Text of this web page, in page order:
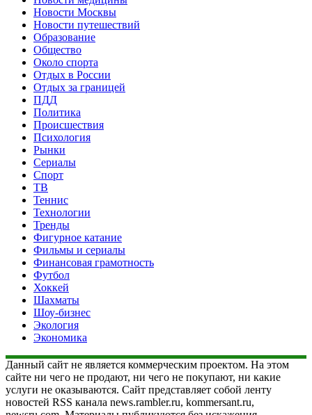
Новости Москвы
Новости путешествий
Образование
Общество
Около спорта
Отдых в России
Отдых за границей
ПДД
Политика
Происшествия
Психология
Рынки
Сериалы
Спорт
ТВ
Теннис
Технологии
Тренды
Фигурное катание
Фильмы и сериалы
Финансовая грамотность
Футбол
Хоккей
Шахматы
Шоу-бизнес
Экология
Экономика
Данный сайт не является коммерческим проектом. На этом
сайте ни чего не продают, ни чего не покупают, ни какие
услуги не оказываются. Сайт представляет собой ленту
новостей RSS канала news.rambler.ru, kommersant.ru,